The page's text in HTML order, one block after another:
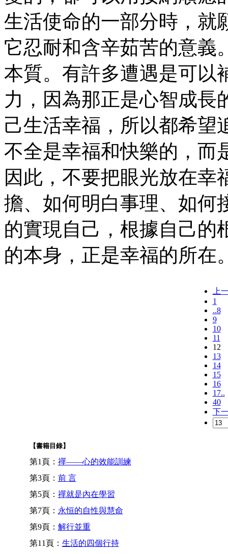
生活使命的一部分時，就
它忍耐和含辛茹苦的意義
本質。有許多遭遇是可以
力，因為那正是心智成
己生活幸福，所以都希望
不全是幸福和快樂的，而
因此，不要把眼光放在幸
擔、如何明白事理、如何
的實現自己，根據自己的
的本身，正是幸福的所在
上
1
..8
9
10
11
12
13
14
15
16
17..
40
下
【書籍目錄】
第1頁： 禪——心的效能訓練
第3頁： 前 言
第5頁： 禪就是內在學習
第7頁： 永恒的自性與慧命
第9頁： 解行並重
第11頁： 生活的四個行持